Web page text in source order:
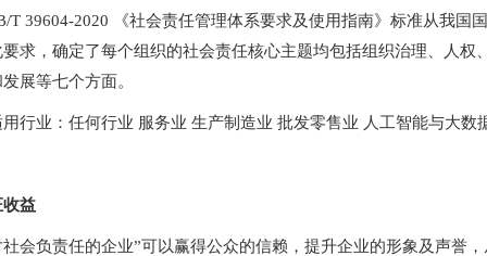
T 39604-2020 《社会责任管理体系要求及使用指南》标准从我国
求，确定了每个组织的社会责任核心主题均包括组织治理、人
展等七个方面。
行业：任何行业 服务业 生产制造业 批发零售业 人工智能与大数
收益
会负责任的企业”可以赢得公众的信赖，提升企业的形象及声誉